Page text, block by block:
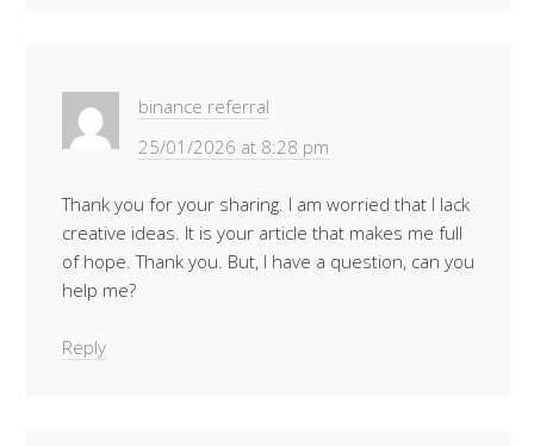
binance referral
25/01/2026 at 8:28 pm
Thank you for your sharing. I am worried that I lack
creative ideas. It is your article that makes me full
of hope. Thank you. But, I have a question, can you
help me?
Reply